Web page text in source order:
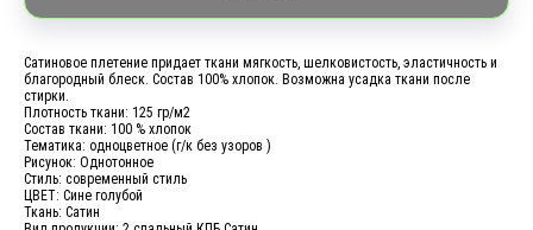
Сатиновое плетение придает ткани мягкость, шелковистость, эластичность и
благородный блеск. Состав 100% хлопок. Возможна усадка ткани после
стирки.
Плотность ткани: 125 гр/м2
Состав ткани: 100 % хлопок
Тематика: одноцветное (г/к без узоров )
Рисунок: Однотонное
Стиль: современный стиль
ЦВЕТ: Сине голубой
Ткань: Сатин